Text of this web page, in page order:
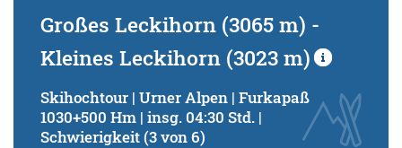
Großes Leckihorn (3065 m) -
Kleines Leckihorn (3023 m)
Skihochtour | Urner Alpen | Furkapaß
1030+500 Hm | insg. 04:30 Std. |
Schwierigkeit (3 von 6)